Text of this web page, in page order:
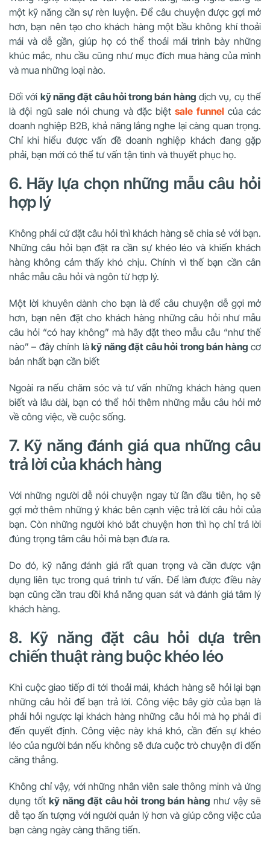
một kỹ năng cần sự rèn luyện. Để câu chuyện được gợi mở
hơn, bạn nên tạo cho khách hàng một bầu không khí thoải
mái và dễ gần, giúp họ có thể thoải mái trình bày những
khúc mắc, nhu cầu cũng như mục đích mua hàng của mình
và mua những loại nào.
Đối với kỹ năng đặt câu hỏi trong bán hàng dịch vụ, cụ thể
là đội ngũ sale nói chung và đặc biệtsale funnelcủa các
doanh nghiệp B2B, khả năng lắng nghe lại càng quan trọng.
Chỉ khi hiểu được vấn đề doanh nghiệp khách đang gặp
phải, bạn mới có thể tư vấn tận tình và thuyết phục họ.
6. Hãy lựa chọn những mẫu câu hỏi
hợp lý
Không phải cứ đặt câu hỏi thì khách hàng sẽ chia sẻ với bạn.
Những câu hỏi bạn đặt ra cần sự khéo léo và khiến khách
hàng không cảm thấy khó chịu. Chính vì thế bạn cần cân
nhắc mẫu câu hỏi và ngôn từ hợp lý.
Một lời khuyên dành cho bạn là để câu chuyện dễ gợi mở
hơn, bạn nên đặt cho khách hàng những câu hỏi như mẫu
câu hỏi “có hay không” mà hãy đặt theo mẫu câu “như thế
nào” – đây chính làkỹ năng đặt câu hỏi trong bán hàng cơ
bản nhất bạn cần biết
Ngoài ra nếu chăm sóc và tư vấn những khách hàng quen
biết và lâu dài, bạn có thể hỏi thêm những mẫu câu hỏi mở
về công việc, về cuộc sống.
7. Kỹ năng đánh giá qua những câu
trả lời của khách hàng
Với những người dễ nói chuyện ngay từ lần đầu tiên, họ sẽ
gợi mở thêm những ý khác bên cạnh việc trả lời câu hỏi của
bạn. Còn những người khó bắt chuyện hơn thì họ chỉ trả lời
đúng trọng tâm câu hỏi mà bạn đưa ra.
Do đó, kỹ năng đánh giá rất quan trọng và cần được vận
dụng liên tục trong quá trình tư vấn. Để làm được điều này
bạn cũng cần trau dồi khả năng quan sát và đánh giá tâm lý
khách hàng.
8. Kỹ năng đặt câu hỏi dựa trên
chiến thuật ràng buộc khéo léo
Khi cuộc giao tiếp đi tới thoải mái, khách hàng sẽ hỏi lại bạn
những câu hỏi để bạn trả lời. Công việc bây giờ của bạn là
phải hỏi ngược lại khách hàng những câu hỏi mà họ phải đi
đến quyết định. Công việc này khá khó, cần đến sự khéo
léo của người bán nếu không sẽ đưa cuộc trò chuyện đi đến
căng thẳng.
Không chỉ vậy, với những nhân viên sale thông minh và ứng
dụng tốt kỹ năng đặt câu hỏi trong bán hàng như vậy sẽ
dễ tạo ấn tượng với người quản lý hơn và giúp công việc của
bạn càng ngày càng thăng tiến.